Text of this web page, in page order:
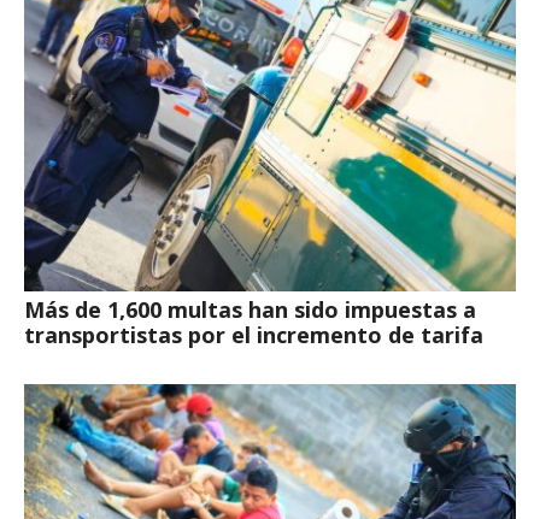
Más de 1,600 multas han sido impuestas a
transportistas por el incremento de tarifa